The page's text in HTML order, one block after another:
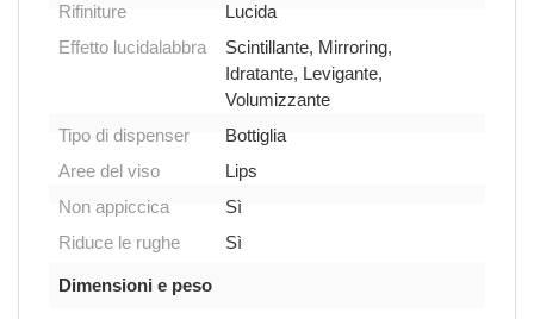
Rifiniture
Lucida
Effetto lucidalabbra
Scintillante, Mirroring,
Idratante, Levigante,
Volumizzante
Tipo di dispenser
Bottiglia
Aree del viso
Lips
Non appiccica
Sì
Riduce le rughe
Sì
Dimensioni e peso